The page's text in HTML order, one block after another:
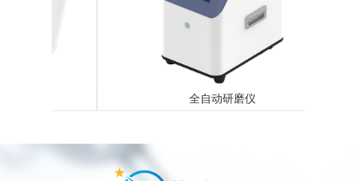
全自动研磨仪